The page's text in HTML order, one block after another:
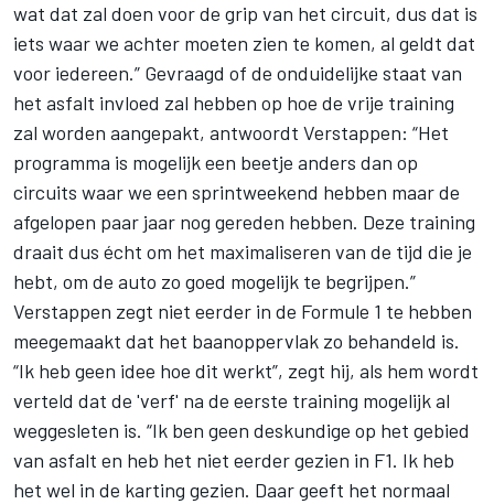
wat dat zal doen voor de grip van het circuit, dus dat is
iets waar we achter moeten zien te komen, al geldt dat
voor iedereen.” Gevraagd of de onduidelijke staat van
het asfalt invloed zal hebben op hoe de vrije training
zal worden aangepakt, antwoordt Verstappen: “Het
programma is mogelijk een beetje anders dan op
circuits waar we een sprintweekend hebben maar de
afgelopen paar jaar nog gereden hebben. Deze training
draait dus écht om het maximaliseren van de tijd die je
hebt, om de auto zo goed mogelijk te begrijpen.”
Verstappen zegt niet eerder in de Formule 1 te hebben
meegemaakt dat het baanoppervlak zo behandeld is.
“Ik heb geen idee hoe dit werkt”, zegt hij, als hem wordt
verteld dat de 'verf' na de eerste training mogelijk al
weggesleten is. “Ik ben geen deskundige op het gebied
van asfalt en heb het niet eerder gezien in F1. Ik heb
het wel in de karting gezien. Daar geeft het normaal